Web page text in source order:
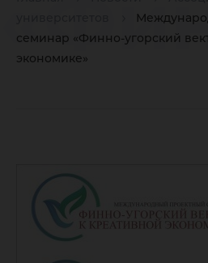
семинар «Финно-угорский
экономике»
к